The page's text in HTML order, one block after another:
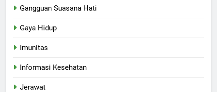
Gangguan Suasana Hati
Gaya Hidup
Imunitas
Informasi Kesehatan
Jerawat